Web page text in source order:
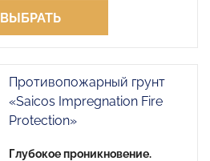
ВЫБРАТЬ
Противопожарный грунт
«Saicos Impregnation Fire
Protection»
Глубокое проникновение.